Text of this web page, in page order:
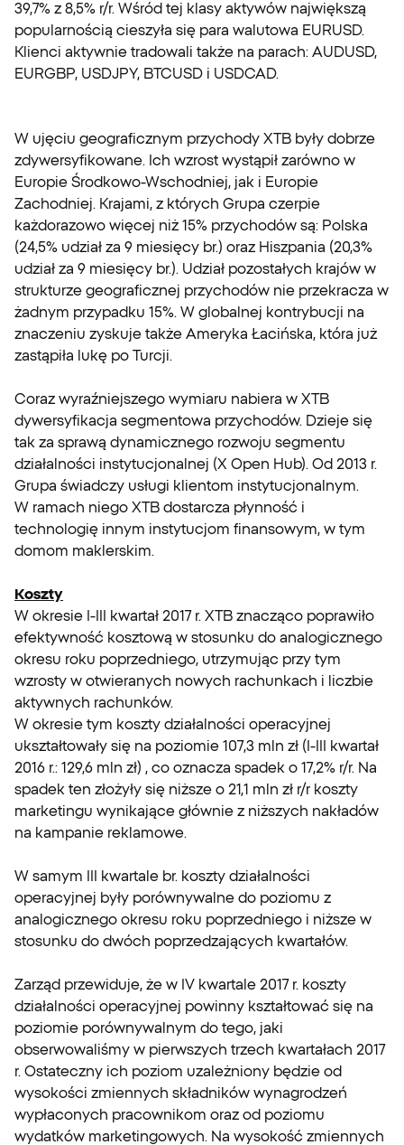
39,7% z 8,5% r/r. Wśród tej klasy aktywów największą
popularnością cieszyła się para walutowa EURUSD.
Klienci aktywnie tradowali także na parach: AUDUSD,
EURGBP, USDJPY, BTCUSD i USDCAD.
W ujęciu geograficznym przychody XTB były dobrze
zdywersyfikowane. Ich wzrost wystąpił zarówno w
Europie Środkowo-Wschodniej, jak i Europie
Zachodniej. Krajami, z których Grupa czerpie
każdorazowo więcej niż 15% przychodów są: Polska
(24,5% udział za 9 miesięcy br.) oraz Hiszpania (20,3%
udział za 9 miesięcy br.). Udział pozostałych krajów w
strukturze geograficznej przychodów nie przekracza w
żadnym przypadku 15%. W globalnej kontrybucji na
znaczeniu zyskuje także Ameryka Łacińska, która już
zastąpiła lukę po Turcji.
Coraz wyraźniejszego wymiaru nabiera w XTB
dywersyfikacja segmentowa przychodów. Dzieje się
tak za sprawą dynamicznego rozwoju segmentu
działalności instytucjonalnej (X Open Hub). Od 2013 r.
Grupa świadczy usługi klientom instytucjonalnym.
W ramach niego XTB dostarcza płynność i
technologię innym instytucjom finansowym, w tym
domom maklerskim.
Koszty
W okresie I-III kwartał 2017 r. XTB znacząco poprawiło
efektywność kosztową w stosunku do analogicznego
okresu roku poprzedniego, utrzymując przy tym
wzrosty w otwieranych nowych rachunkach i liczbie
aktywnych rachunków.
W okresie tym koszty działalności operacyjnej
ukształtowały się na poziomie 107,3 mln zł (I-III kwartał
2016 r.: 129,6 mln zł) , co oznacza spadek o 17,2% r/r. Na
spadek ten złożyły się niższe o 21,1 mln zł r/r koszty
marketingu wynikające głównie z niższych nakładów
na kampanie reklamowe.
W samym III kwartale br. koszty działalności
operacyjnej były porównywalne do poziomu z
analogicznego okresu roku poprzedniego i niższe w
stosunku do dwóch poprzedzających kwartałów.
Zarząd przewiduje, że w IV kwartale 2017 r. koszty
działalności operacyjnej powinny kształtować się na
poziomie porównywalnym do tego, jaki
obserwowaliśmy w pierwszych trzech kwartałach 2017
r. Ostateczny ich poziom uzależniony będzie od
wysokości zmiennych składników wynagrodzeń
wypłaconych pracownikom oraz od poziomu
wydatków marketingowych. Na wysokość zmiennych